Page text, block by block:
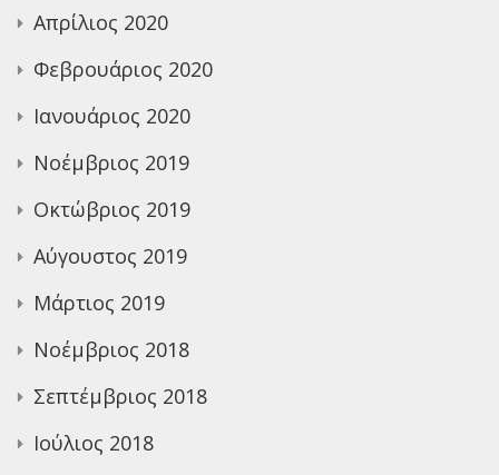
Απρίλιος 2020
Φεβρουάριος 2020
Ιανουάριος 2020
Νοέμβριος 2019
Οκτώβριος 2019
Αύγουστος 2019
Μάρτιος 2019
Νοέμβριος 2018
Σεπτέμβριος 2018
Ιούλιος 2018